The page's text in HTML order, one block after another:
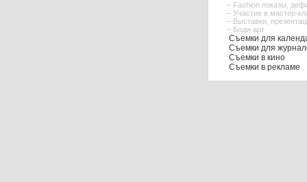
– Fashion показы,
– Участие в мастер-
– Выставки,
– Боди-арт
Съемки для
Съемки для
Съемки в кино
Съемки в рекламе